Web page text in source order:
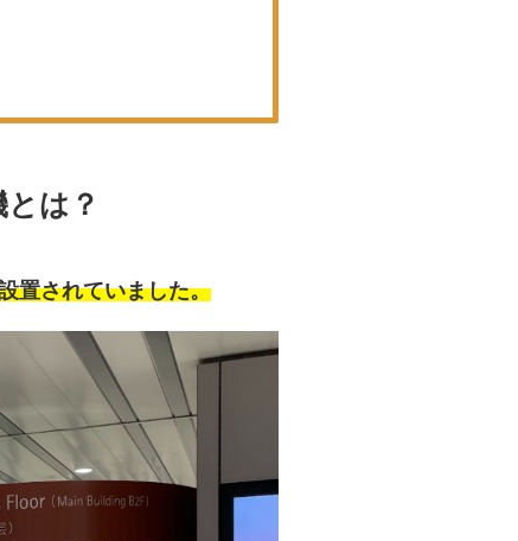
は？
置されていました。